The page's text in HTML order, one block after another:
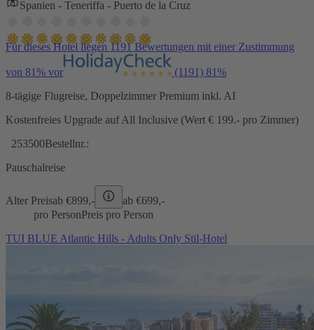
Spanien - Teneriffa - Puerto de la Cruz
Für dieses Hotel liegen 1191 Bewertungen mit einer Zustimmung
von 81% vor (1191) 81%
8-tägige Flugreise, Doppelzimmer Premium inkl. AI
Kostenfreies Upgrade auf All Inclusive (Wert € 199.- pro Zimmer)
253500Bestellnr.:
Pauschalreise
Alter Preisab €899,- ab €699,-
pro PersonPreis pro Person
TUI BLUE Atlantic Hills - Adults Only Stil-Hotel